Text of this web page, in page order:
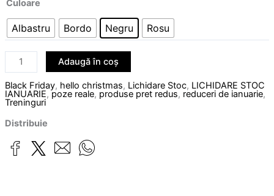
Culoare
Albastru Bordo Negru Rosu
Adaugă în coș
Black Friday, hello christmas, Lichidare Stoc, LICHIDARE STOC
IANUARIE,poze reale, produse pret redus, reduceri de ianuarie,
Treninguri
Distribuie